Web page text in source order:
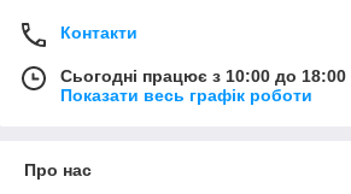
Контакти
Сьогодні працює з 10:00 до 18:00
Показати весь графік роботи
Про нас